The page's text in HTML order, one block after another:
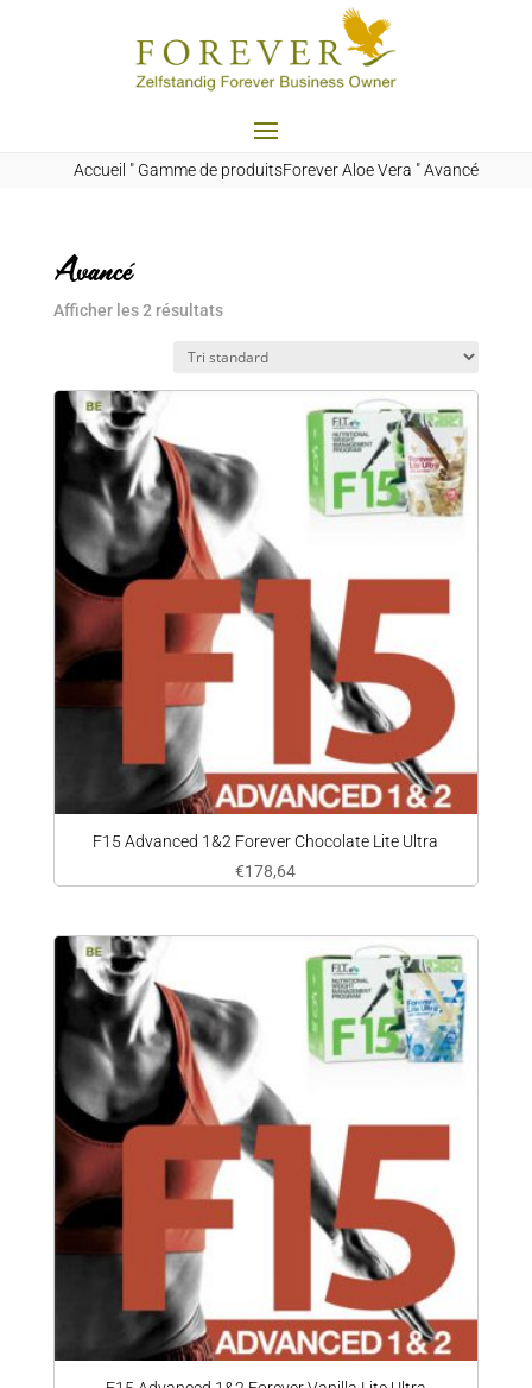
Accueil " Gamme de produitsForever Aloe Vera "Avancé
Avancé
Afficher les 2 résultats
F15 Advanced 1&2 Forever Chocolate Lite Ultra
€178,64